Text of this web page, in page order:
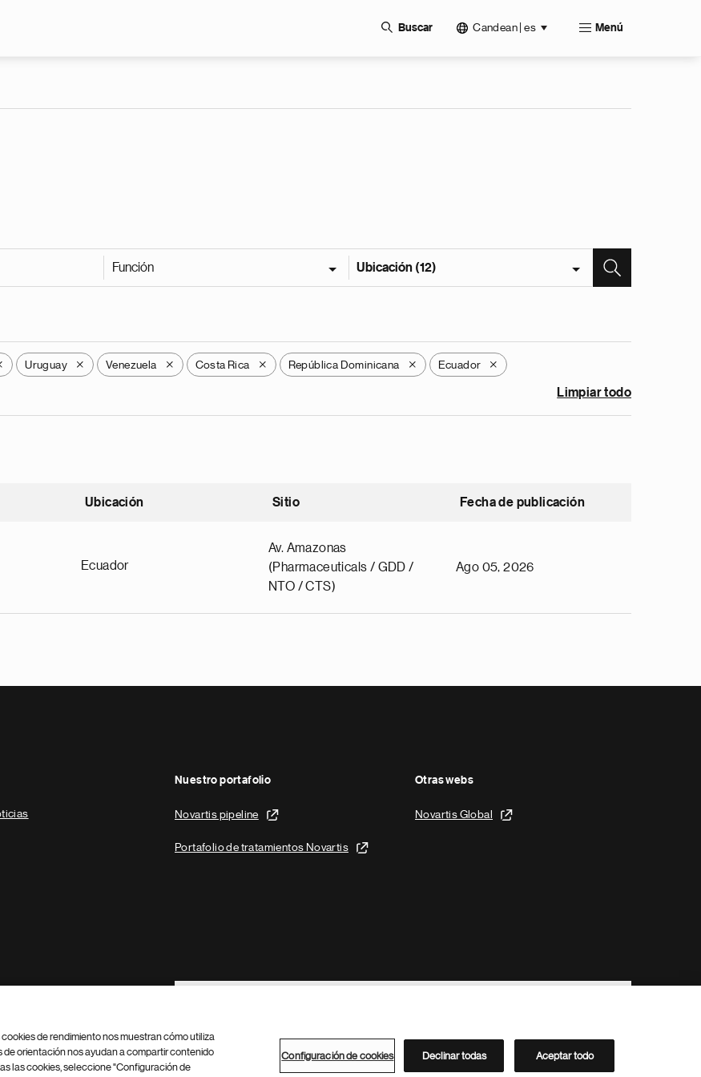
Buscar Candean | es Menú
Función Ubicación (12)
Uruguay X Venezuela X Costa Rica X República Dominicana X Ecuador X
Limpiar todo
Ubicación Sitio Fecha de publicación
Ecuador
Av. Amazonas
(Pharmaceuticals / GDD /
NTO / CTS)
Ago 05, 2026
Nuestro portafolio
Novartis pipeline
Portafolio de tratamientos Novartis
Otras webs
Novartis Global
Footer Site Search
Directorio de Novartis
de rendimiento nos muestran cómo utiliza
orientación nos ayudan a compartir contenido
las cookies, seleccione "Configuración de
Configuración de cookies Declinar todas Aceptar todo